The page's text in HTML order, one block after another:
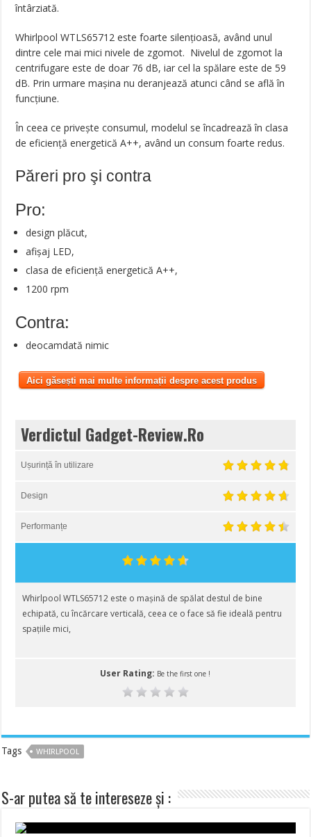
întârziată.
Whirlpool WTLS65712 este foarte silențioasă, având unul
dintre cele mai mici nivele de zgomot. Nivelul de zgomot la
centrifugare este de doar 76 dB, iar cel la spălare este de 59
dB. Prin urmare mașina nu deranjează atunci când se află în
funcțiune.
În ceea ce privește consumul, modelul se încadrează în clasa
de eficiență energetică A++, având un consum foarte redus.
Păreri pro şi contra
Pro:
design plăcut,
afișaj LED,
clasa de eficiență energetică A++,
1200 rpm
Contra:
deocamdată nimic
Aici găsești mai multe informații despre acest produs
Verdictul Gadget-Review.Ro
Ușurință în utilizare
Design
Performanțe
Whirlpool WTLS65712 este o mașină de spălat destul de bine
echipată, cu încărcare verticală, ceea ce o face să fie ideală pentru
spațiile mici,
User Rating: Be the first one !
Tags WHIRLPOOL
S-ar putea să te intereseze și :